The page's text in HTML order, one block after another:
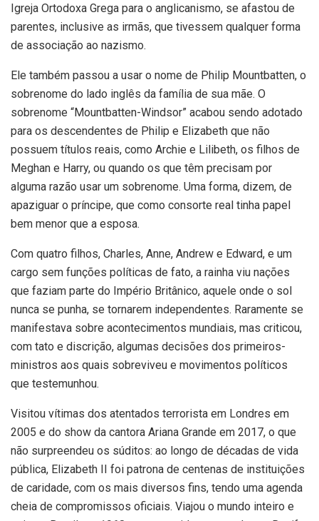
Igreja Ortodoxa Grega para o anglicanismo, se afastou de
parentes, inclusive as irmãs, que tivessem qualquer forma
de associação ao nazismo.
Ele também passou a usar o nome de Philip Mountbatten, o
sobrenome do lado inglês da família de sua mãe. O
sobrenome “Mountbatten-Windsor” acabou sendo adotado
para os descendentes de Philip e Elizabeth que não
possuem títulos reais, como Archie e Lilibeth, os filhos de
Meghan e Harry, ou quando os que têm precisam por
alguma razão usar um sobrenome. Uma forma, dizem, de
apaziguar o príncipe, que como consorte real tinha papel
bem menor que a esposa.
Com quatro filhos, Charles, Anne, Andrew e Edward, e um
cargo sem funções políticas de fato, a rainha viu nações
que faziam parte do Império Britânico, aquele onde o sol
nunca se punha, se tornarem independentes. Raramente se
manifestava sobre acontecimentos mundiais, mas criticou,
com tato e discrição, algumas decisões dos primeiros-
ministros aos quais sobreviveu e movimentos políticos
que testemunhou.
Visitou vítimas dos atentados terrorista em Londres em
2005 e do show da cantora Ariana Grande em 2017, o que
não surpreendeu os súditos: ao longo de décadas de vida
pública, Elizabeth II foi patrona de centenas de instituições
de caridade, com os mais diversos fins, tendo uma agenda
cheia de compromissos oficiais. Viajou o mundo inteiro e